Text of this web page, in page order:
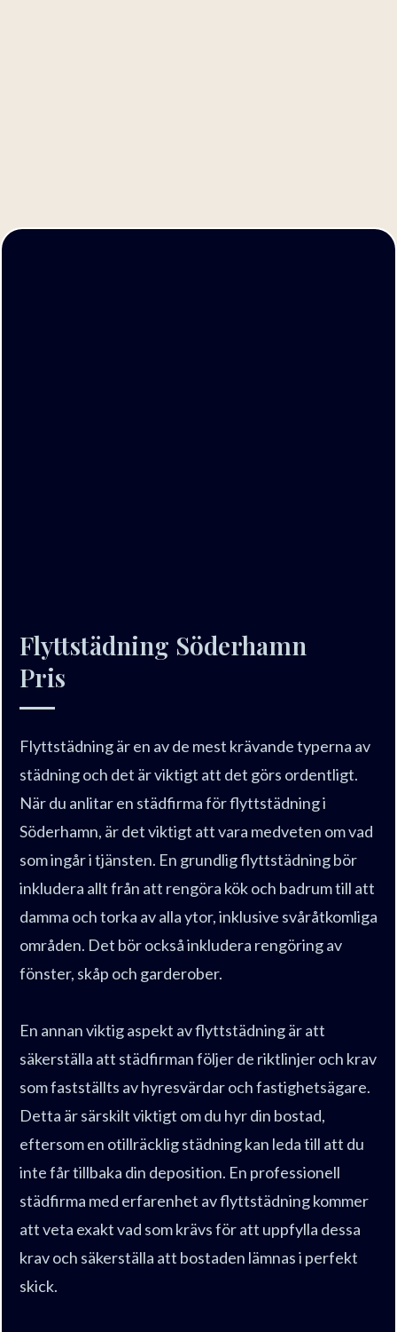
Flyttstädning Söderhamn
Pris
Flyttstädning är en av de mest krävande typerna av
städning och det är viktigt att det görs ordentligt.
När du anlitar en städfirma för flyttstädning i
Söderhamn, är det viktigt att vara medveten om vad
som ingår i tjänsten. En grundlig flyttstädning bör
inkludera allt från att rengöra kök och badrum till att
damma och torka av alla ytor, inklusive svåråtkomliga
områden. Det bör också inkludera rengöring av
fönster, skåp och garderober.
En annan viktig aspekt av flyttstädning är att
säkerställa att städfirman följer de riktlinjer och krav
som fastställts av hyresvärdar och fastighetsägare.
Detta är särskilt viktigt om du hyr din bostad,
eftersom en otillräcklig städning kan leda till att du
inte får tillbaka din deposition. En professionell
städfirma med erfarenhet av flyttstädning kommer
att veta exakt vad som krävs för att uppfylla dessa
krav och säkerställa att bostaden lämnas i perfekt
skick.